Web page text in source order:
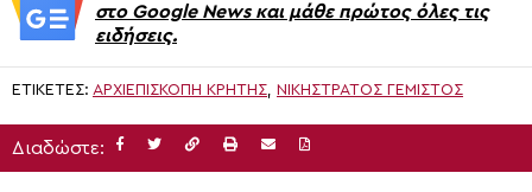
στο Google News και μάθε πρώτος όλες τις
ειδήσεις.
ΕΤΙΚΈΤΕΣ: ΑΡΧΙΕΠΙΣΚΟΠΉ ΚΡΉΤΗΣ ΝΙΚΉΣΤΡΑΤΟΣ ΓΕΜΙΣΤΌΣ
Διαδώστε: